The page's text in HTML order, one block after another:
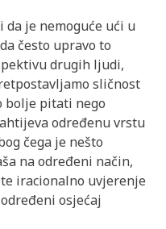
je nemoguće ući u
često upravo to
drugih ljudi,
sličnost
bolje pitati nego
određenu vrstu
čega je nešto
na određeni način,
iracionalno uvjerenje
osjećaj